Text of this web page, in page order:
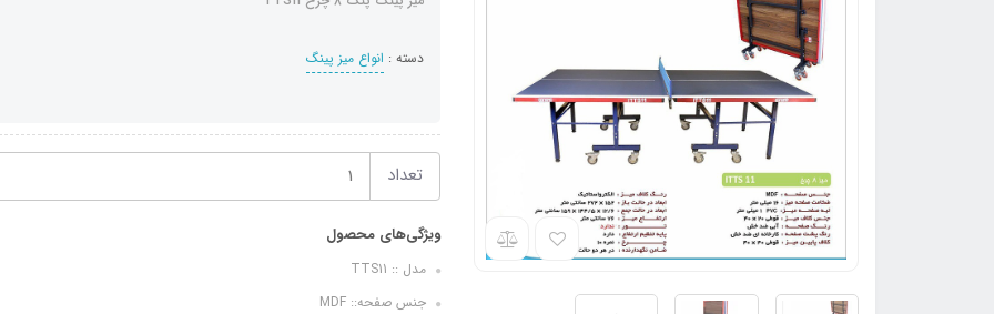
دسته : انواع میز پینگ
تعداد
ویژگی‌های محصول
مدل :: TTS11
جنس صفحه:: MDF